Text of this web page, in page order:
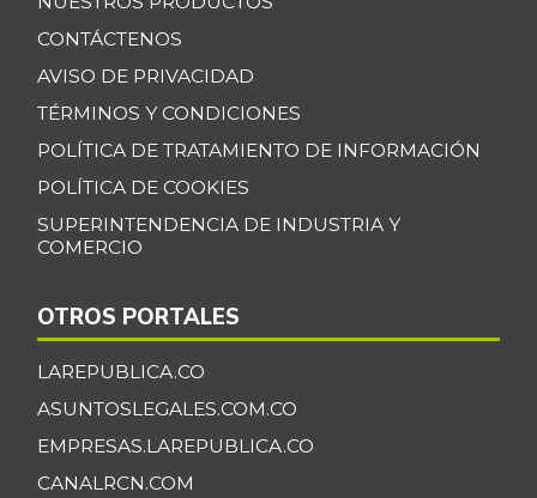
CONTÁCTENOS
AVISO DE PRIVACIDAD
TÉRMINOS Y CONDICIONES
POLÍTICA DE TRATAMIENTO DE INFORMACIÓN
POLÍTICA DE COOKIES
SUPERINTENDENCIA DE INDUSTRIA Y
COMERCIO
OTROS PORTALES
LAREPUBLICA.CO
ASUNTOSLEGALES.COM.CO
EMPRESAS.LAREPUBLICA.CO
CANALRCN.COM